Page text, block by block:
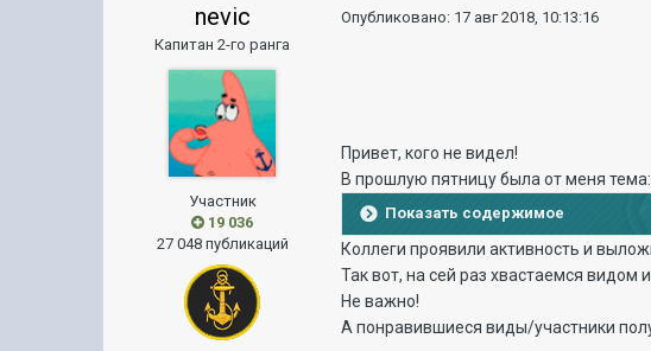
nevic
Капитан 2-го ранга
Участник
19 036
27 048 публикаций
Опубликовано: 17 авг 2018, 10:13:16
Привет, кого не видел!
В прошлую пятницу была от меня тема:
Показать содержимое
Коллеги проявили активность и
Так вот, на сей раз хвастаемся видом
Не важно!
А понравившиеся виды/участники